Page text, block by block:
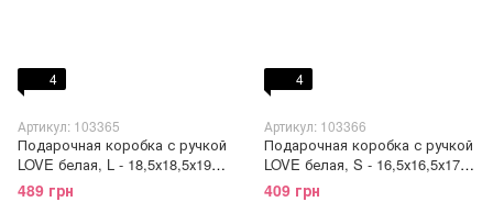
4
Артикул: 103365
Подарочная коробка с ручкой
LOVE белая, L - 18,5х18,5х19
см
489 грн
4
Артикул: 103366
Подарочная коробка с ручкой
LOVE белая, S - 16,5х16,5х17
см
409 грн